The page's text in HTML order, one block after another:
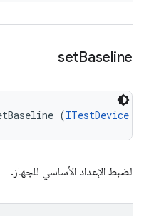
setBaseline
(ITestDevice
لضبط الإعداد الأساسي للجهاز.